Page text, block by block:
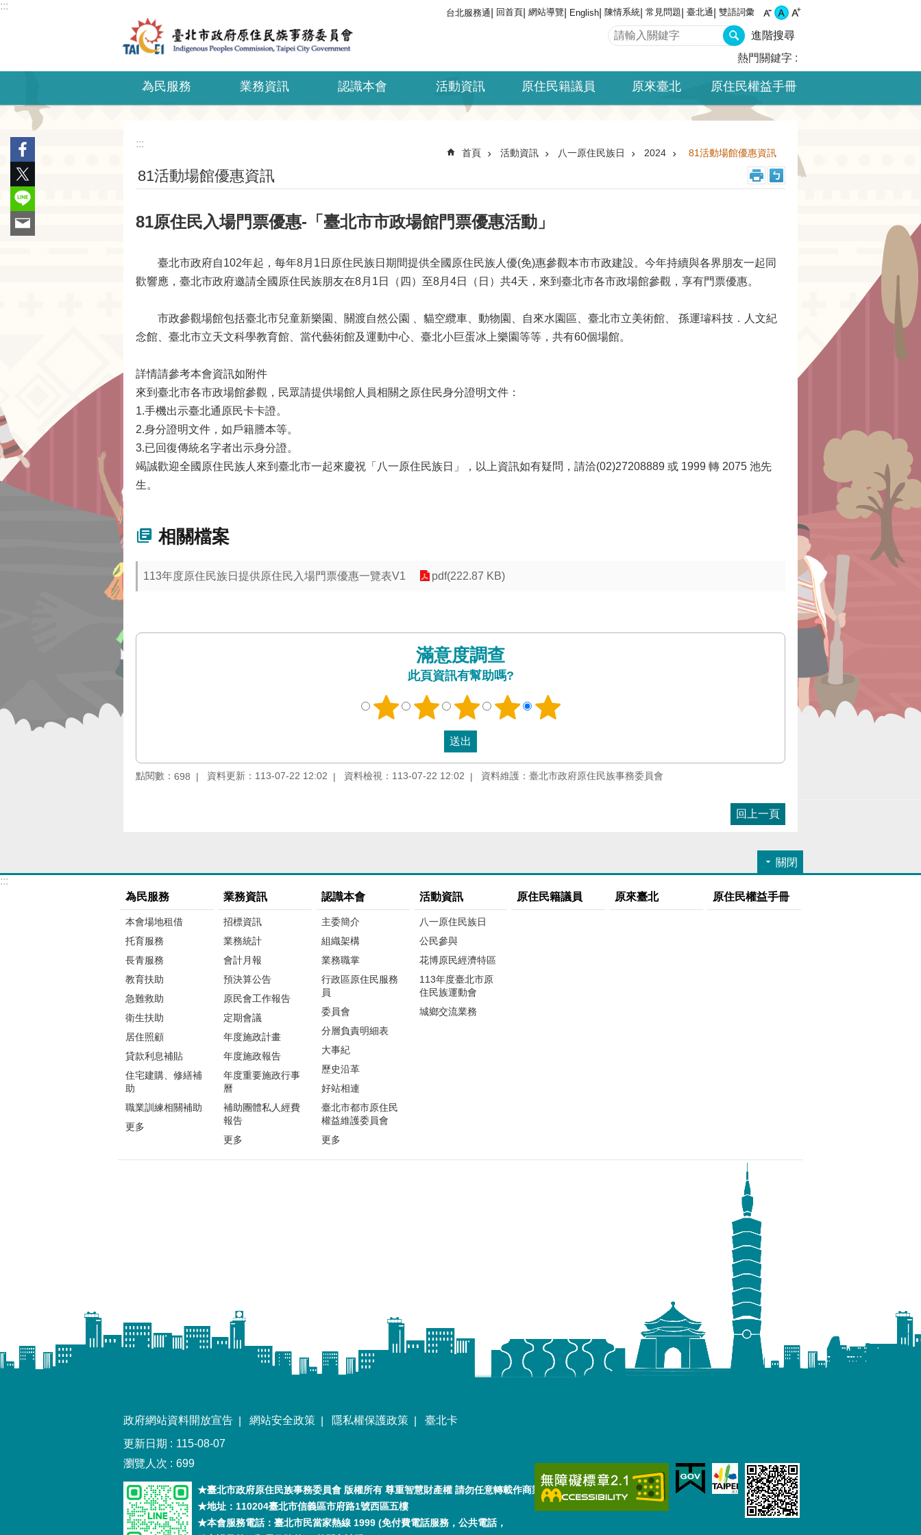
跳到主要內容區塊
:::
台北服務通 回首頁 網站導覽 English 陳情系統 常見問題 臺北通 雙語詞彙
進階搜尋
熱門關鍵字
為民服務 業務資訊 認識本會 活動資訊 原住民籍議員 原來臺北 原住民權益手冊
:::
首頁 活動資訊 八一原住民族日 2024 81活動場館優惠資訊
81活動場館優惠資訊
81原住民入場門票優惠-「臺北市市政場館門票優惠活動」
臺北市政府自102年起，每年8月1日原住民族日期間提供全國原住民族人優(免)惠參觀本市市政建設。今年持續與各界朋友一起同
歡響應，臺北市政府邀請全國原住民族朋友在8月1日（四）至8月4日（日）共4天，來到臺北市各市政場館參觀，享有門票優惠。
市政參觀場館包括臺北市兒童新樂園、關渡自然公園 、貓空纜車、動物園、自來水園區、臺北市立美術館、 孫運璿科技．人文紀
念館、臺北市立天文科學教育館、當代藝術館及運動中心、臺北小巨蛋冰上樂園等等，共有60個場館。
詳情請參考本會資訊如附件
來到臺北市各市政場館參觀，民眾請提供場館人員相關之原住民身分證明文件：
1.手機出示臺北通原民卡卡證。
2.身分證明文件，如戶籍謄本等。
3.已回復傳統名字者出示身分證。
竭誠歡迎全國原住民族人來到臺北市一起來慶祝「八一原住民族日」，以上資訊如有疑問，請洽(02)27208889 或 1999 轉 2075 池先
生。
相關檔案
113年度原住民族日提供原住民入場門票優惠一覽表V1 pdf(222.87 KB)
滿意度調查
此頁資訊有幫助嗎?
點閱數： 698 資料更新：113-07-22 12:02 資料檢視：113-07-22 12:02 資料維護：臺北市政府原住民族事務委員會
回上一頁
關閉
:::
為民服務
本會場地租借
托育服務
長青服務
教育扶助
急難救助
衛生扶助
居住照顧
貸款利息補貼
住宅建購、修繕補
助
職業訓練相關補助
更多
業務資訊
招標資訊
業務統計
會計月報
預決算公告
原民會工作報告
定期會議
年度施政計畫
年度施政報告
年度重要施政行事
曆
補助團體私人經費
報告
更多
認識本會
主委簡介
組織架構
業務職掌
行政區原住民服務
員
委員會
分層負責明細表
大事紀
歷史沿革
好站相連
臺北市都市原住民
權益維護委員會
更多
活動資訊
八一原住民族日
公民參與
花博原民經濟特區
113年度臺北市原
住民族運動會
城鄉交流業務
原住民籍議員 原來臺北 原住民權益手冊
政府網站資料開放宣告 網站安全政策 隱私權保護政策
臺北卡
更新日期
115-08-07
瀏覽人次
699
★臺北市政府原住民族事務委員會 版權所有 尊重智慧財產權 請勿任意轉載作商業用途
★地址：110204臺北市信義區市府路1號西區五樓
★本會服務電話：臺北市民當家熱線 1999 (免付費電話服務，公共電話，